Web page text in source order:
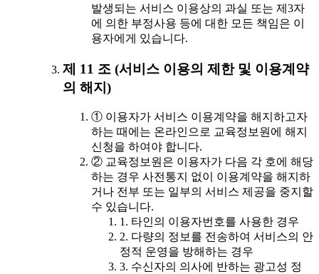
발생되는 서비스 이용상의 과실 또는 제3자
에 의한 부정사용 등에 대한 모든 책임은 이
용자에게 있습니다.
제 11 조 (서비스 이용의 제한 및 이용계약
의 해지)
① 이용자가 서비스 이용계약을 해지하고자
하는 때에는 온라인으로 교육정보원에 해지
신청을 하여야 합니다.
② 교육정보원은 이용자가 다음 각 호에 해당
하는 경우 사전통지 없이 이용계약을 해지하
거나 전부 또는 일부의 서비스 제공을 중지할
수 있습니다.
1. 타인의 이용자번호를 사용한 경우
2. 다량의 정보를 전송하여 서비스의 안
정적 운영을 방해하는 경우
3. 수신자의 의사에 반하는 광고성 정